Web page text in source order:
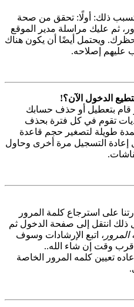
ذلك: أولًا: تحقق من صحة
ثم عليك مراسلة مدير الموقع
ويحتمل أيضًا أن يكون هناك
عليهم إصلاحه.
الدخول الآن؟!
قام بتعطيل أو حذف حسابك
تقوم في كل فترة بحذف
طويلة لتصغير حجم قاعدة
إعادة التسجيل مرة أخرى وحاول
على استرجاع كلمة المرور
ذلك انتقل إلى صفحة الدخول ثم
، اتبع الإرشادات وسوف
وقت إن شاء الله..
تعيين كلمه المرور الخاصة